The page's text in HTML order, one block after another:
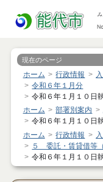
現在のページ
ホーム 行政情報
令和６年１月分
令和６年１月１０日
ホーム
部署別案内
令和６年１月１０日
ホーム
行政情報
５ 委託・賃貸借等
令和６年１月１０日